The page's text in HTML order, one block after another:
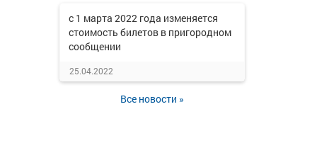
с 1 марта 2022 года изменяется
стоимость билетов в пригородном
сообщении
25.04.2022
Все новости »